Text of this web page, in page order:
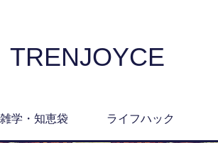
TRENJOYCE
雑学・知恵袋 ライフハック